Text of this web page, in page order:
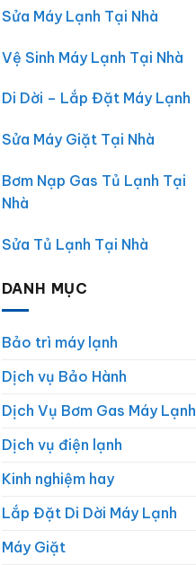
Có
Mặt
Điện
Lớn
Sửa Máy Lạnh Tại Nhà
Vệ Sinh Máy Lạnh Tại Nhà
Di Dời – Lắp Đặt Máy Lạnh
Sửa Máy Giặt Tại Nhà
Bơm Nạp Gas Tủ Lạnh Tại
Nhà
Sửa Tủ Lạnh Tại Nhà
DANH MỤC
Bảo trì máy lạnh
Dịch vụ Bảo Hành
Dịch Vụ Bơm Gas Máy Lạnh
Dịch vụ điện lạnh
Kinh nghiệm hay
Lắp Đặt Di Dời Máy Lạnh
Máy Giặt